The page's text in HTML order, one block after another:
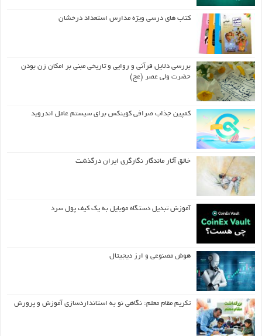
کتاب های درسی ویژه مدارس استعداد درخشان
بررسی دلایل قرآنی و روایی و تاریخی مبنی بر امکان زن بودن
حضرت ولی عصر (عج)
کمپین جذاب صرافی کوینکس برای سیستم عامل اندروید
خالق آثار ماندگار نگارگری ایران درگذشت
آموزش تبدیل دستگاه موبایل به یک کیف‌ پول سرد
هوش مصنوعی و ارز دیجیتال
تکریم مقام معلم: نگاهی نو به استانداردسازی آموزش و پرورش